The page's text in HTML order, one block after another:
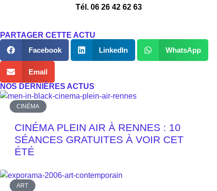
Tél. 06 26 42 62 63
PARTAGER CETTE ACTU
Facebook
LinkedIn WhatsApp
Email
NOS DERNIÈRES ACTUS
CINÉMA
CINÉMA PLEIN AIR À RENNES : 10
SÉANCES GRATUITES À VOIR CET
ÉTÉ
ART